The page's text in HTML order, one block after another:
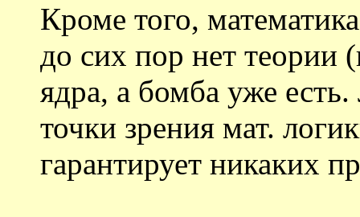
Кроме того,
до сих пор нет теории
ядра, а бомба уже
точки зрения мат.
гарантирует никаких